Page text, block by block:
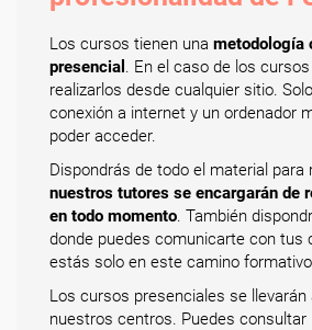
Los cursos tienen una metodología
presencial . En el caso de los
realizarlos desde cualquier sitio.
conexión a internet y un ordenador
poder acceder.
Dispondrás de todo el material para
nuestros tutores se encargarán de
en todo momento. También
donde puedes comunicarte con tus
estás solo en este camino
Los cursos presenciales se llevarán
nuestros centros. Puedes consultar